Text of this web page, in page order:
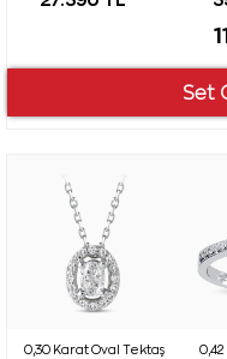
0,30 Karat Oval Tektaş